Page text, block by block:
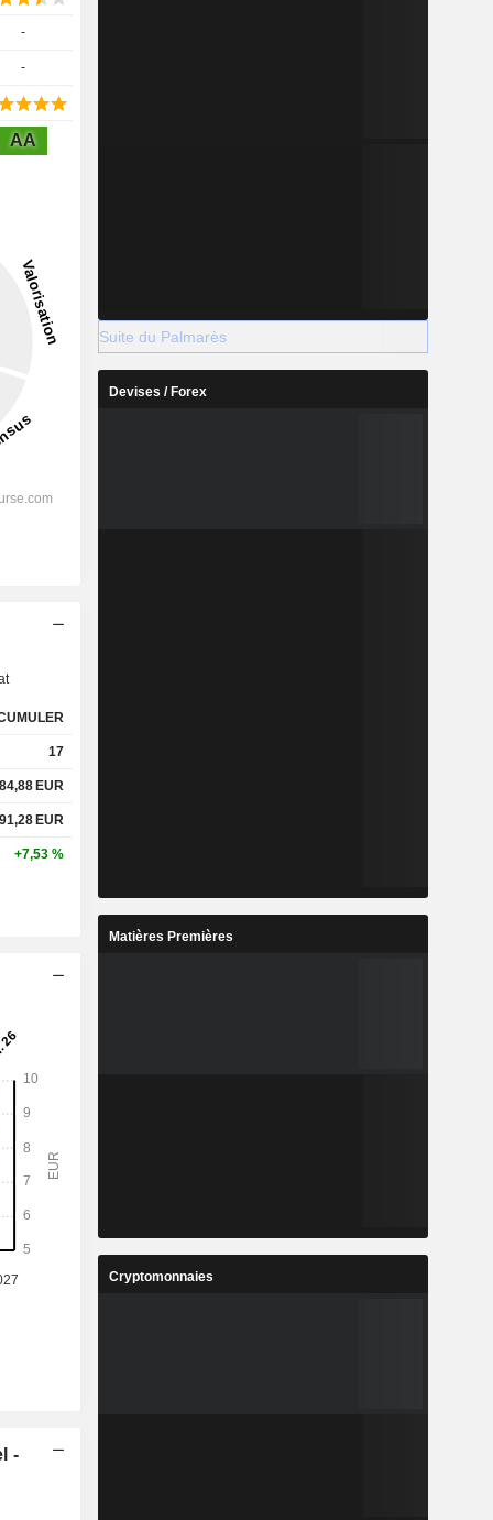
-
-
AA
17
84,88 EUR
91,28 EUR
+7,53 %
-
Suite du Palmarès
Devises / Forex
Matières Premières
Cryptomonnaies